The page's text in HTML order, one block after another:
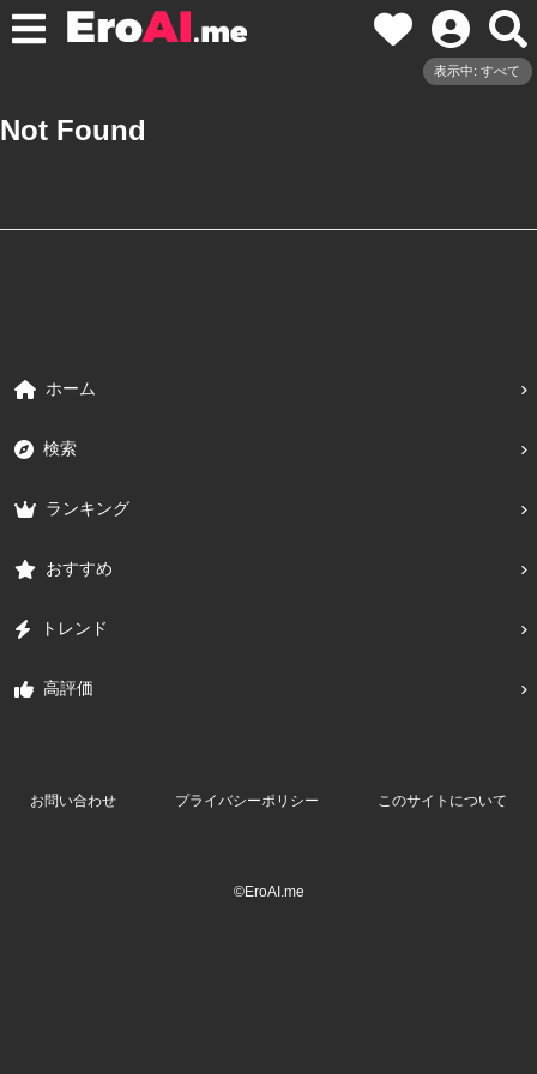
表示中: すべて
Not Found
ホーム
検索
ランキング
おすすめ
トレンド
高評価
お問い合わせ プライバシーポリシー このサイトについて
©EroAI.me